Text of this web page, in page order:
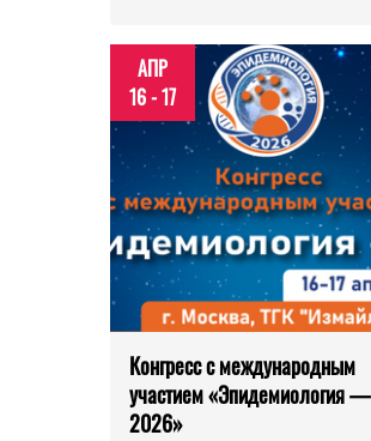
АПР
16 - 17
Конгресс с международным
участием «Эпидемиология —
2026»